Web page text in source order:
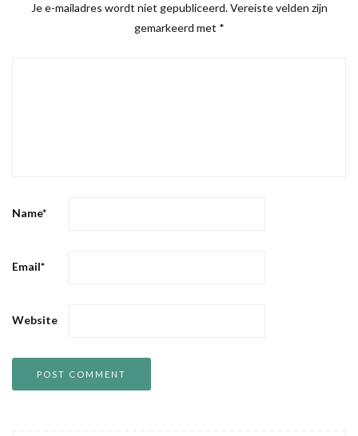
Je e-mailadres wordt niet gepubliceerd. Vereiste velden zijn
gemarkeerd met *
Name*
Email*
Website